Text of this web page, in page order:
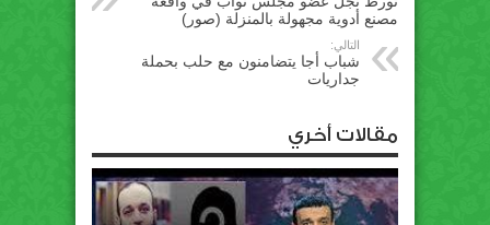
مصنع أدوية مجهولة بالمنزلة (صور)
التالي:
شباب أجا يتضامنون مع حلب بحملة
جداريات
مقالات أخري